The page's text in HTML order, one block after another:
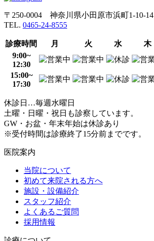
〒250-0004 神奈川県小田原市浜町1-10-14
TEL. 0465-24-8555
診療時間 月 火 水 木
9:00~
12:30
15:00~
17:30
休診日…毎週水曜日
土曜・日曜・祝日も診察しています。
GW・お盆・年末年始は休診あり
※受付時間は診療終了15分前までです。
医院案内
当院について
初めて来院される方へ
施設・設備紹介
スタッフ紹介
よくあるご質問
採用情報